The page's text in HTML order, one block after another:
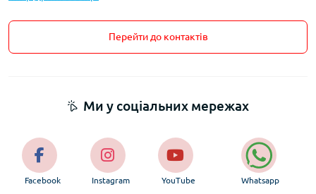
Перейти до контактів
Ми у соціальних мережах
Facebook Instagram YouTube Whatsapp